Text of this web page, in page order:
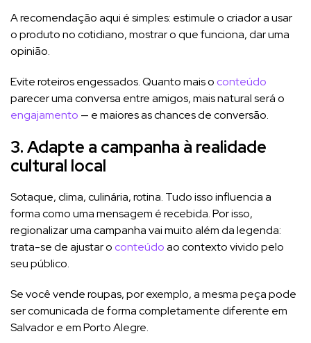
A recomendação aqui é simples: estimule o criador a usar
o produto no cotidiano, mostrar o que funciona, dar uma
opinião.
Evite roteiros engessados. Quanto mais o conteúdo
parecer uma conversa entre amigos, mais natural será o
engajamento — e maiores as chances de conversão.
3. Adapte a campanha à realidade
cultural local
Sotaque, clima, culinária, rotina. Tudo isso influencia a
forma como uma mensagem é recebida. Por isso,
regionalizar uma campanha vai muito além da legenda:
trata-se de ajustar o conteúdoao contexto vivido pelo
seu público.
Se você vende roupas, por exemplo, a mesma peça pode
ser comunicada de forma completamente diferente em
Salvador e em Porto Alegre.